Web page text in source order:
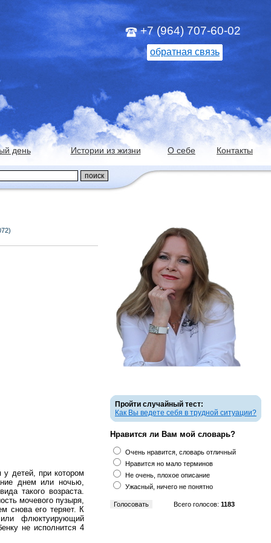
+7 (964) 707-60-02
обратная связь
день Истории из жизни О себе Контакты
детей, при котором
днем или ночью,
такого возраста.
мочевого пузыря,
снова его теряет. К
или флюктуирующий
не исполнится 4
Пройти случайный тест:
Как Вы ведете себя в трудной ситуации?
Нравится ли Вам мой словарь?
Очень нравится, словарь отличный
Нравится но мало терминов
Не очень, плохое описание
Ужасный, ничего не понятно
Всего голосов: 1183